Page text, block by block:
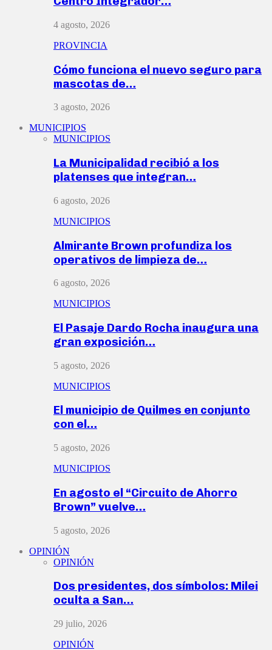
4 agosto, 2026
PROVINCIA
Cómo funciona el nuevo seguro para
mascotas de…
3 agosto, 2026
MUNICIPIOS
MUNICIPIOS
La Municipalidad recibió a los
platenses que integran…
6 agosto, 2026
MUNICIPIOS
Almirante Brown profundiza los
operativos de limpieza de…
6 agosto, 2026
MUNICIPIOS
El Pasaje Dardo Rocha inaugura una
gran exposición…
5 agosto, 2026
MUNICIPIOS
El municipio de Quilmes en conjunto
con el…
5 agosto, 2026
MUNICIPIOS
En agosto el “Circuito de Ahorro
Brown” vuelve…
5 agosto, 2026
OPINIÓN
OPINIÓN
Dos presidentes, dos símbolos: Milei
oculta a San…
29 julio, 2026
OPINIÓN